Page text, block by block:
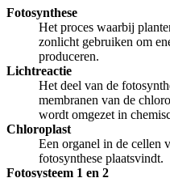
Fotosynthese
Het proces waarbij
zonlicht gebruiken om
produceren.
Lichtreactie
Het deel van de
membranen van de
wordt omgezet in
Chloroplast
Een organel in de cellen
fotosynthese plaatsvindt.
Fotosysteem 1 en 2